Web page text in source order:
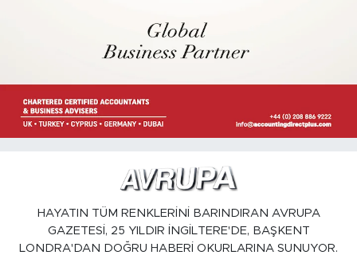
HAYATIN TÜM RENKLERİNİ BARINDIRAN AVRUPA
GAZETESİ, 25 YILDIR İNGİLTERE'DE, BAŞKENT
LONDRA'DAN DOĞRU HABERİ OKURLARINA SUNUYOR.